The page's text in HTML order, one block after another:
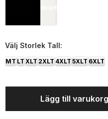
Svart
Välj Storlek Tall:
MT LT XLT 2XLT 4XLT 5XLT 6XLT
Lägg till